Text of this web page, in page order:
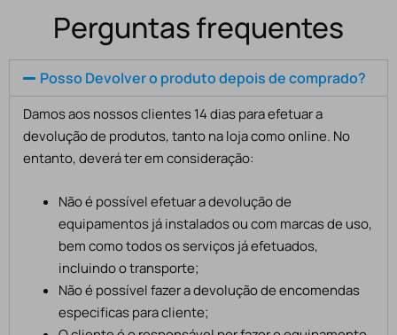
Perguntas frequentes
Posso Devolver o produto depois de comprado?
Damos aos nossos clientes 14 dias para efetuar a
devolução de produtos, tanto na loja como online. No
entanto, deverá ter em consideração:
Não é possível efetuar a devolução de
equipamentos já instalados ou com marcas de uso,
bem como todos os serviços já efetuados,
incluindo o transporte;
Não é possível fazer a devolução de encomendas
especificas para cliente;